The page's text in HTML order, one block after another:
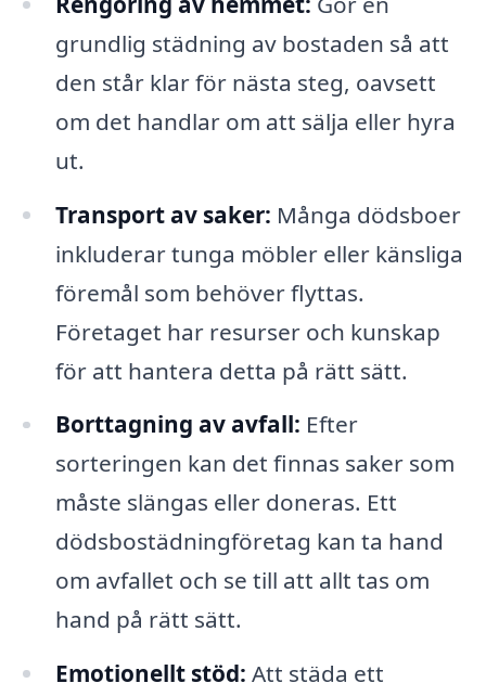
grundlig städning av bostaden så att
den står klar för nästa steg, oavsett
om det handlar om att sälja eller hyra
ut.
Transport av saker: Många dödsboer
inkluderar tunga möbler eller känsliga
föremål som behöver flyttas.
Företaget har resurser och kunskap
för att hantera detta på rätt sätt.
Borttagning av avfall: Efter
sorteringen kan det finnas saker som
måste slängas eller doneras. Ett
dödsbostädningföretag kan ta hand
om avfallet och se till att allt tas om
hand på rätt sätt.
Emotionellt stöd: Att städa ett